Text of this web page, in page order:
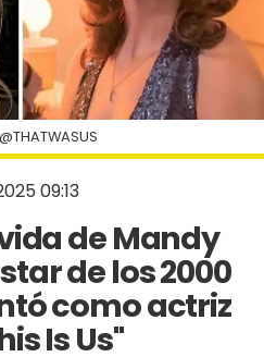
09:13
de Mandy
de los 2000
como actriz
Is Us"